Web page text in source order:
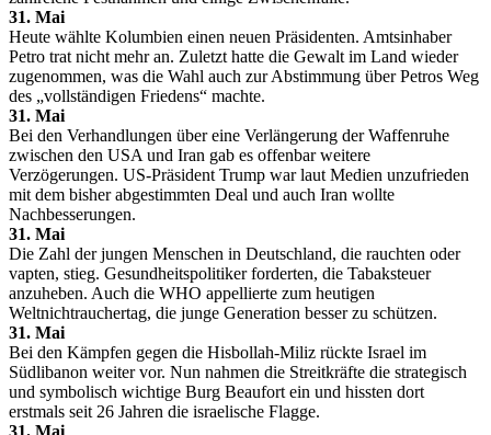
31. Mai
Heute wählte Kolumbien einen neuen Präsidenten. Amtsinhaber
Petro trat nicht mehr an. Zuletzt hatte die Gewalt im Land wieder
zugenommen, was die Wahl auch zur Abstimmung über Petros Weg
des „vollständigen Friedens“ machte.
31. Mai
Bei den Verhandlungen über eine Verlängerung der Waffenruhe
zwischen den USA und Iran gab es offenbar weitere
Verzögerungen. US-Präsident Trump war laut Medien unzufrieden
mit dem bisher abgestimmten Deal und auch Iran wollte
Nachbesserungen.
31. Mai
Die Zahl der jungen Menschen in Deutschland, die rauchten oder
vapten, stieg. Gesundheitspolitiker forderten, die Tabaksteuer
anzuheben. Auch die WHO appellierte zum heutigen
Weltnichtrauchertag, die junge Generation besser zu schützen.
31. Mai
Bei den Kämpfen gegen die Hisbollah-Miliz rückte Israel im
Südlibanon weiter vor. Nun nahmen die Streitkräfte die strategisch
und symbolisch wichtige Burg Beaufort ein und hissten dort
erstmals seit 26 Jahren die israelische Flagge.
31. Mai